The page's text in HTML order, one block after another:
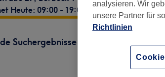
Heute: 09:00 - 19:00
Suchergebnisse
analysieren. Wir
unsere Partner für
Richtlinien